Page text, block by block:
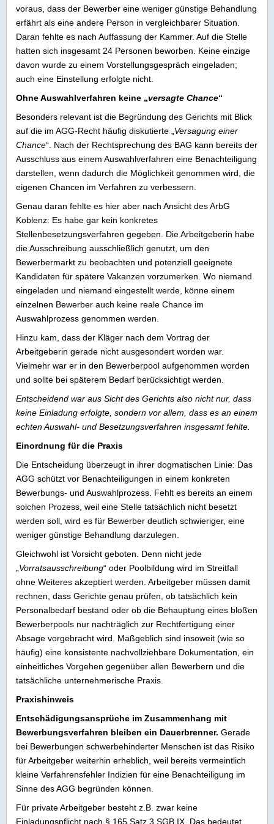
voraus, dass der Bewerber eine weniger günstige Behandlung
erfährt als eine andere Person in vergleichbarer Situation.
Daran fehlte es nach Auffassung der Kammer. Auf die Stelle
hatten sich insgesamt 24 Personen beworben. Keine einzige
davon wurde zu einem Vorstellungsgespräch eingeladen;
auch eine Einstellung erfolgte nicht.
Ohne Auswahlverfahren keine „versagte Chance“
Besonders relevant ist die Begründung des Gerichts mit Blick
auf die im AGG-Recht häufig diskutierte „ Versagung einer
Chance“. Nach der Rechtsprechung des BAG kann bereits der
Ausschluss aus einem Auswahlverfahren eine Benachteiligung
darstellen, wenn dadurch die Möglichkeit genommen wird, die
eigenen Chancen im Verfahren zu verbessern.
Genau daran fehlte es hier aber nach Ansicht des ArbG
Koblenz: Es habe gar kein konkretes
Stellenbesetzungsverfahren gegeben. Die Arbeitgeberin habe
die Ausschreibung ausschließlich genutzt, um den
Bewerbermarkt zu beobachten und potenziell geeignete
Kandidaten für spätere Vakanzen vorzumerken. Wo niemand
eingeladen und niemand eingestellt werde, könne einem
einzelnen Bewerber auch keine reale Chance im
Auswahlprozess genommen werden.
Hinzu kam, dass der Kläger nach dem Vortrag der
Arbeitgeberin gerade nicht ausgesondert worden war.
Vielmehr war er in den Bewerberpool aufgenommen worden
und sollte bei späterem Bedarf berücksichtigt werden.
Entscheidend war aus Sicht des Gerichts also nicht nur, dass
keine Einladung erfolgte, sondern vor allem, dass es an einem
echten Auswahl- und Besetzungsverfahren insgesamt fehlte.
Einordnung für die Praxis
Die Entscheidung überzeugt in ihrer dogmatischen Linie: Das
AGG schützt vor Benachteiligungen in einem konkreten
Bewerbungs- und Auswahlprozess. Fehlt es bereits an einem
solchen Prozess, weil eine Stelle tatsächlich nicht besetzt
werden soll, wird es für Bewerber deutlich schwieriger, eine
weniger günstige Behandlung darzulegen.
Gleichwohl ist Vorsicht geboten. Denn nicht jede
Vorratsausschreibung“ oder Poolbildung wird im Streitfall
ohne Weiteres akzeptiert werden. Arbeitgeber müssen damit
rechnen, dass Gerichte genau prüfen, ob tatsächlich kein
Personalbedarf bestand oder ob die Behauptung eines bloßen
Bewerberpools nur nachträglich zur Rechtfertigung einer
Absage vorgebracht wird. Maßgeblich sind insoweit (wie so
häufig) eine konsistente nachvollziehbare Dokumentation, ein
einheitliches Vorgehen gegenüber allen Bewerbern und die
tatsächliche unternehmerische Praxis.
Praxishinweis
Entschädigungsansprüche im Zusammenhang mit
Bewerbungsverfahren bleiben ein Dauerbrenner. Gerade
bei Bewerbungen schwerbehinderter Menschen ist das Risiko
für Arbeitgeber weiterhin erheblich, weil bereits vermeintlich
kleine Verfahrensfehler Indizien für eine Benachteiligung im
Sinne des AGG begründen können.
Für private Arbeitgeber besteht z.B. zwar keine
Einladungspflicht nach § 165 Satz 3 SGB IX. Das bedeutet